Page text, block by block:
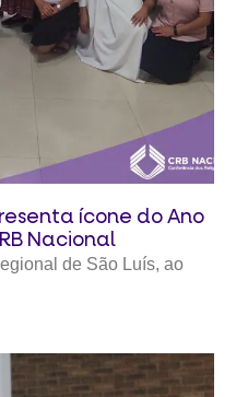
ícone do Ano
Nacional
de São Luís, ao